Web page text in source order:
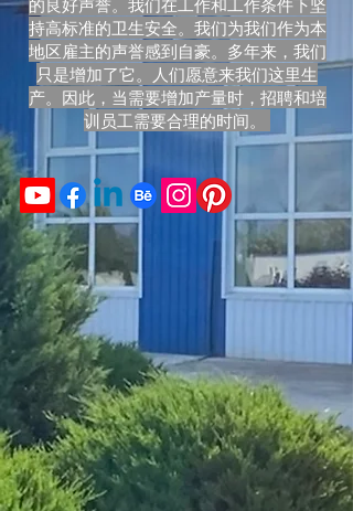
的良好声誉。我们在工作和工作条件下坚
持高标准的卫生安全。我们为我们作为本
地区雇主的声誉感到自豪。多年来，我们
只是增加了它。人们愿意来我们这里生
产。因此，当需要增加产量时，招聘和培
训员工需要合理的时间。